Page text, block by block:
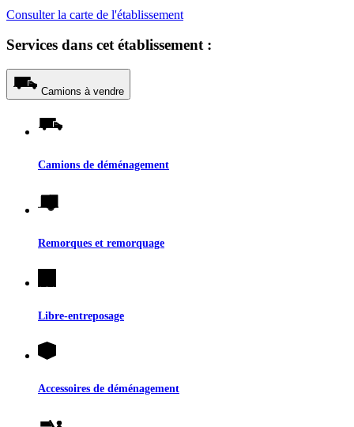
Consulter la carte de l'établissement
Services dans cet établissement :
Camions à vendre
Camions de déménagement
Remorques et remorquage
Libre-entreposage
Accessoires de déménagement